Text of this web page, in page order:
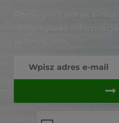
Podaj swój adres e-